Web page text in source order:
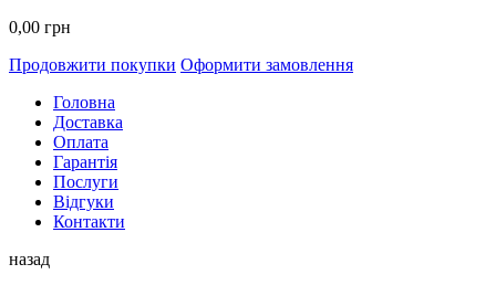
0,00 грн
Продовжити покупки Оформити замовлення
Головна
Доставка
Оплата
Гарантія
Послуги
Відгуки
Контакти
назад